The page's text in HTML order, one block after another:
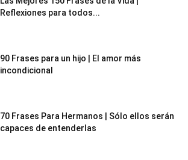
Reflexiones para todos...
90 Frases para un hijo | El amor más
incondicional
70 Frases Para Hermanos | Sólo ellos serán
capaces de entenderlas